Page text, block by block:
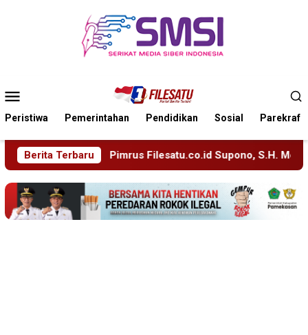
Mobile
Peristiwa Pemerintahan Pendidikan Sosial Parekraf
Berita Terbaru
Filesatu.co.id Supono, S.H. Menuju Tanah Suci,